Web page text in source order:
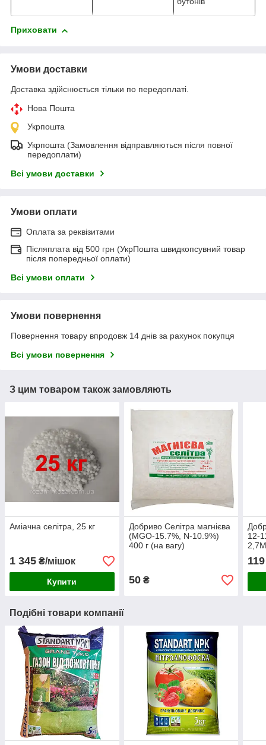
Приховати
Умови доставки
Доставка здійснюється тільки по передоплаті.
Нова Пошта
Укрпошта
Укрпошта (Замовлення відправляються після повної
передоплати)
Всі умови доставки
Умови оплати
Оплата за реквізитами
Післяплата від 500 грн (УкрПошта швидкопсувний товар
після попередньої оплати)
Всі умови оплати
Умови повернення
Повернення товару впродовж 14 днів за рахунок покупця
Всі умови повернення
З цим товаром також замовляють
Аміачна селітра, 25 кг
1 345 ₴/мішок
Купити
Добриво Селітра магнієва
(MGO-15.7%, N-10.9%)
400 г (на вагу)
50₴
12-
119
Подібні товари компанії